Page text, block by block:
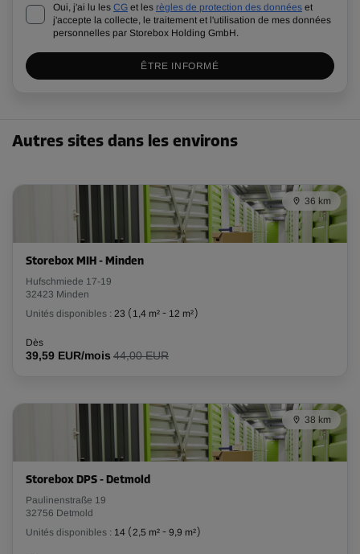
Oui, j'ai lu les CG et les règles de protection des données et
j'accepte la collecte, le traitement et l'utilisation de mes données
personnelles par Storebox Holding GmbH.
ÊTRE INFORMÉ
Autres sites dans les environs
36 km
Storebox MIH - Minden
Hufschmiede 17-19
32423 Minden
Unités disponibles : 23 ( 1,4 m² - 12 m²)
Dès
39,59 EUR/mois 44,00 EUR
38 km
Storebox DPS - Detmold
Paulinenstraße 19
32756 Detmold
Unités disponibles : 14 ( 2,5 m² - 9,9 m²)